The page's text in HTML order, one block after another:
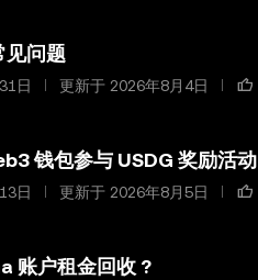
见问题
日 更新于 2026年8月4日
钱包参与 USDG 奖励活动
日 更新于 2026年8月5日
账户租金回收 ?